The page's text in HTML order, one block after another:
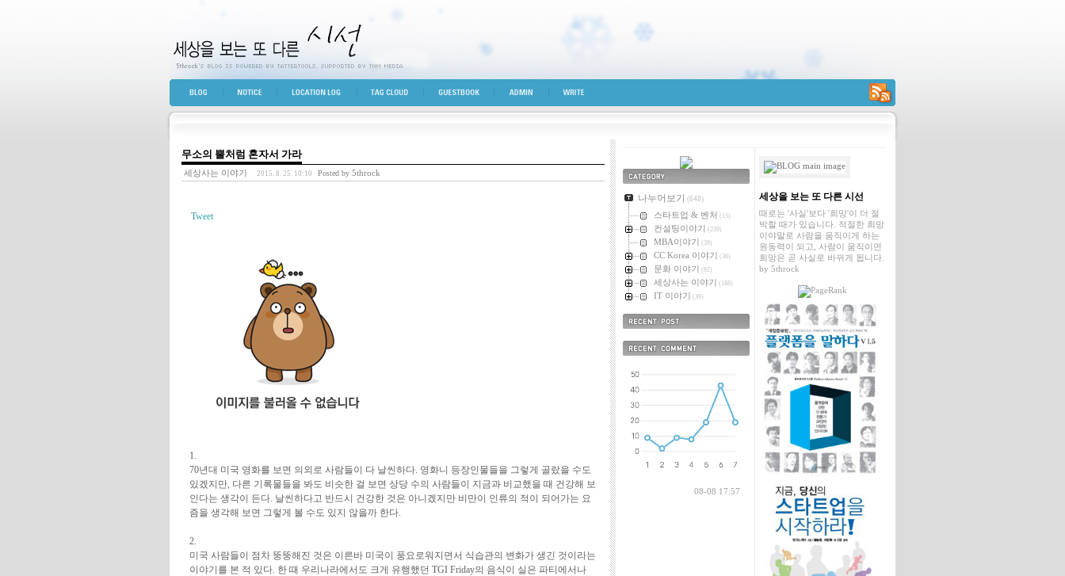
세상을 보는 또 다른 시선
BLOG TOP NOTICE LOCATION LOG TAG CLOUD GUESTBOOK ADMIN WRITE RSS
무소의 뿔처럼 혼자서 가라
세상사는 이야기 2015. 8. 25. 10:10 Posted by 5throck
Tweet
1.
70년대 미국 영화를 보면 의외로 사람들이 다 날씬하다. 영화니 등장인물들을 그렇게 골랐을 수도
있겠지만, 다른 기록물들을 봐도 비슷한 걸 보면 상당 수의 사람들이 지금과 비교했을 때 건강해 보
인다는 생각이 든다. 날씬하다고 반드시 건강한 것은 아니겠지만 비만이 인류의 적이 되어가는 요
즘을 생각해 보면 그렇게 볼 수도 있지 않을까 한다.
2.
미국 사람들이 점차 뚱뚱해진 것은 이른바 미국이 풍요로워지면서 식습관의 변화가 생긴 것이라는
이야기를 본 적 있다. 한 때 우리나라에서도 크게 유행했던 TGI Friday의 음식이 실은 파티에서나
카테고리
나누어보기 (648)
스타트업 & 벤처 (15)
컨설팅이야기 (239)
MBA이야기 (39)
CC Korea 이야기 (36)
문화 이야기 (92)
세상사는 이야기 (188)
IT 이야기 (39)
08-08 17:57
세상을 보는 또 다른 시선
때로는 '사실'보다 '희망'이 더 절
박할 때가 있습니다. 적절한 희망
이야말로 사람을 움직이게 하는
원동력이 되고, 사람이 움직이면
희망은 곧 사실로 바뀌게 됩니다.
by 5throck